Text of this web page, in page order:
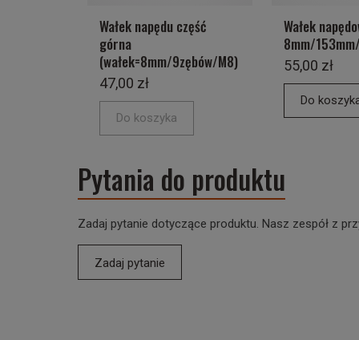
Wałek napędu część
górna
(wałek=8mm/9zębów/M8)
47,00 zł
Do koszyka
Wałek
8mm/
55,00 zł
Do
Pytania do produktu
Zadaj pytanie dotyczące produktu. Nasz zespół z
Zadaj pytanie